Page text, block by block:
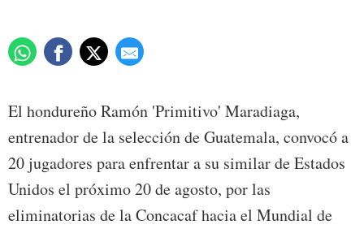
El hondureño Ramón 'Primitivo' Maradiaga,
entrenador de la selección de Guatemala, convocó a
20 jugadores para enfrentar a su similar de Estados
Unidos el próximo 20 de agosto, por las
eliminatorias de la Concacaf hacia el Mundial de